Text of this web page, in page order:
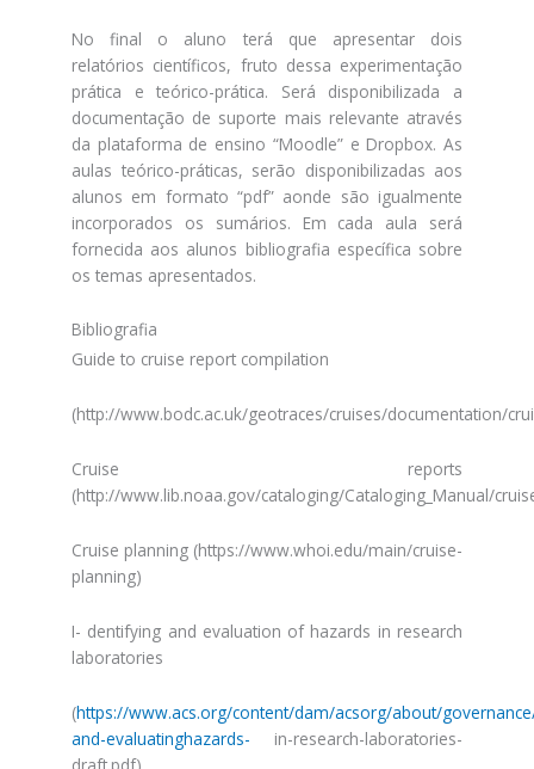
No final o aluno terá que apresentar dois
relatórios científicos, fruto dessa experimentação
prática e teórico-prática. Será disponibilizada a
documentação de suporte mais relevante através
da plataforma de ensino “Moodle” e Dropbox. As
aulas teórico-práticas, serão disponibilizadas aos
alunos em formato “pdf” aonde são igualmente
incorporados os sumários. Em cada aula será
fornecida aos alunos bibliografia específica sobre
os temas apresentados.
Bibliografia
Guide to cruise report compilation
(http://www.bodc.ac.uk/geotraces/cruises/documentation/
Cruise reports
(http://www.lib.noaa.gov/cataloging/Cataloging_Manual/
Cruise planning (https://www.whoi.edu/main/cruise-
planning)
I- dentifying and evaluation of hazards in research
laboratories
(https://www.acs.org/content/dam/acsorg/about/
and-evaluatinghazards- in-research-laboratories-